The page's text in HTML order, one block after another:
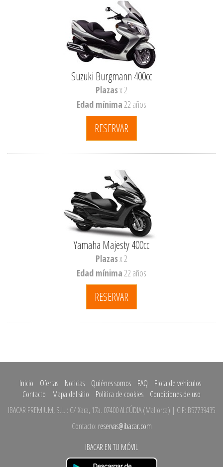
Suzuki Burgmann 400cc
Plazasx 2
Edad mínima22 años
RESERVAR
Yamaha Majesty 400cc
Plazasx 2
Edad mínima22 años
RESERVAR
Inicio Ofertas Noticias Quiénes somos FAQ
Flota de vehículos
Contacto
Mapa del sitio Politica de cookies
Condiciones de uso
IBACAR PREMIUM, S.L. : C/ Xara, 17a. 07400 ALCÚDIA(Mallorca) | CIF: B57739435
Contacto: reservas@ibacar.com
IBACAR EN TU MÓVIL